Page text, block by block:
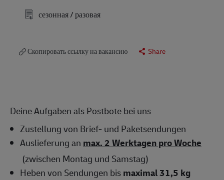
сезонная / разовая
Скопировать ссылку на вакансию Share
Deine Aufgaben als Postbote bei uns
Zustellung von Brief- und Paketsendungen
Auslieferung an max. 2 Werktagen pro Woche
(zwischen Montag und Samstag)
Heben von Sendungen bismaximal 31,5 kg